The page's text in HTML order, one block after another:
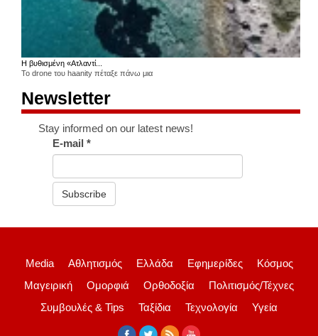
Η βυθισμένη «Ατλαντί...
Το drone του haanity πέταξε πάνω μια
Newsletter
Stay informed on our latest news!
E-mail*
Subscribe
Media Αθλητισμός Ελλάδα Εφημερίδες
Κόσμος
Μαγειρική
Ομορφιά Ορθοδοξία
Πολιτισμός/Τέχνες
Συμβουλές & Tips
Ταξίδια Τεχνολογία Υγεία